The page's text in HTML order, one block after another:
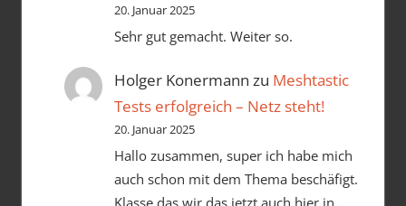
20. Januar 2025
Sehr gut gemacht. Weiter so.
Holger Konermann zu Meshtastic
Tests erfolgreich – Netz steht!
20. Januar 2025
Hallo zusammen, super ich habe mich
auch schon mit dem Thema beschäfigt.